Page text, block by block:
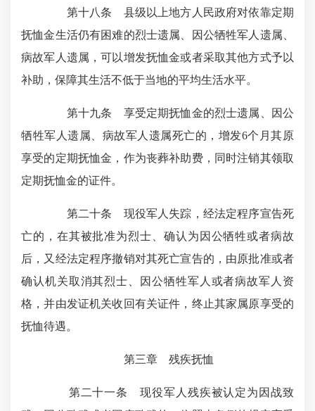
第十八条 县级以上地方人民政府对依靠定期
抚恤金生活仍有困难的烈士遗属、因公牺牲军人遗属、
病故军人遗属，可以增发抚恤金或者采取其他方式予以
补助，保障其生活不低于当地的平均生活水平。
第十九条 享受定期抚恤金的烈士遗属、因公
牺牲军人遗属、病故军人遗属死亡的，增发6个月其原
享受的定期抚恤金，作为丧葬补助费，同时注销其领取
定期抚恤金的证件。
第二十条 现役军人失踪，经法定程序宣告死
亡的，在其被批准为烈士、确认为因公牺牲或者病故
后，又经法定程序撤销对其死亡宣告的，由原批准或者
确认机关取消其烈士、因公牺牲军人或者病故军人资
格，并由发证机关收回有关证件，终止其家属原享受的
抚恤待遇。
第三章 残疾抚恤
第二十一条 现役军人残疾被认定为因战致